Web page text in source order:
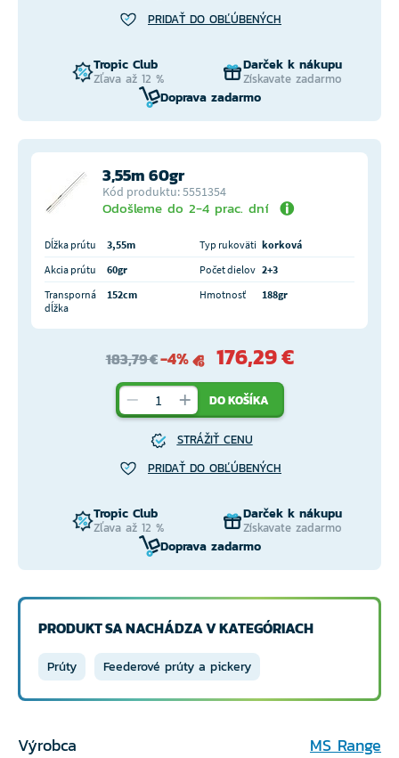
PRIDAŤ DO OBĽÚBENÝCH
Tropic Club
Zľava až 12 %
Darček k nákupu
Získavate zadarmo
Doprava zadarmo
3,55m 60gr
Kód produktu: 5551354
Odošleme do 2-4 prac. dní
Dĺžka prútu 3,55m Typ rukoväti korková
Akcia prútu
60gr Počet dielov 2+3
Transporná
dĺžka
152cm Hmotnosť 188gr
183,79 €-4% 176,29 €
DO KOŠÍKA
STRÁŽIŤ CENU
PRIDAŤ DO OBĽÚBENÝCH
Tropic Club
Zľava až 12 %
Darček k nákupu
Získavate zadarmo
Doprava zadarmo
PRODUKT SA NACHÁDZA V KATEGÓRIACH
Prúty Feederové prúty a pickery
Výrobca
MS Range